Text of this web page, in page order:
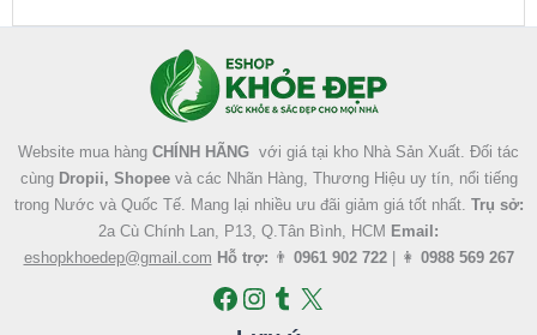
Website mua hàng CHÍNH HÃNG với giá tại kho Nhà Sản Xuất. Đối tác
cùng Dropii, Shopeevà các Nhãn Hàng, Thương Hiệu uy tín, nổi tiếng
trong Nước và Quốc Tế. Mang lại nhiều ưu đãi giảm giá tốt nhất. Trụ sở:
2a Cù Chính Lan, P13, Q.Tân Bình, HCM Email:
eshopkhoedep@gmail.com Hỗ trợ: 👨 0961 902 722| 👩 0988 569 267